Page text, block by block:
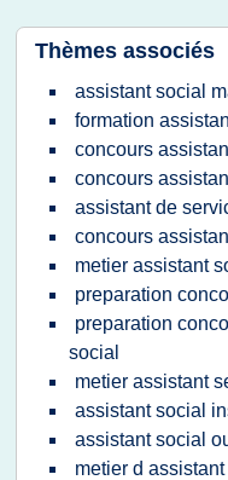
Thèmes associés
assistant social
formation
concours
concours
assistant de
concours
metier assistant
preparation
preparation
social
metier assistant
assistant social
assistant social
metier d